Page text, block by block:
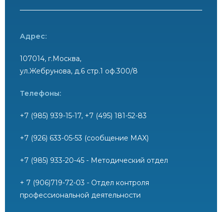
Адрес:
107014, г.Москва,
ул.Жебрунова, д.6 стр.1 оф.300/8
Телефоны:
+7 (985) 939-15-17, +7 (495) 181-52-83
+7 (926) 633-05-53 (сообщение MAX)
+7 (985) 933-20-45 - Методический отдел
+ 7 (906)719-72-03 - Отдел контроля
профессиональной деятельности